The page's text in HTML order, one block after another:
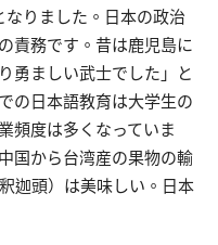
りました。日本の政治
責務です。昔は鹿児島に
勇ましい武士でした」と
の日本語教育は大学生の
頻度は多くなっていま
国から台湾産の果物の輸
迦頭）は美味しい。日本